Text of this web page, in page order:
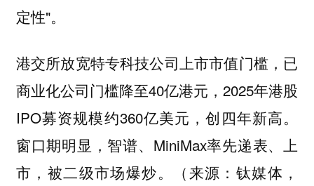
定性"。
港交所放宽特专科技公司上市市值门槛，已
商业化公司门槛降至40亿港元，2025年港股
IPO募资规模约360亿美元，创四年新高。
窗口期明显，智谱、MiniMax率先递表、上
市，被二级市场爆炒。（来源：钛媒体，